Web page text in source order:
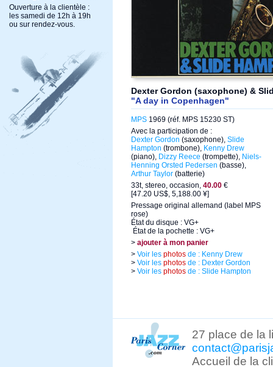
Ouverture à la clientèle :
les samedi de 12h à 19h
ou sur rendez-vous.
Dexter Gordon (saxophone) &
"A day in Copenhagen"
MPS 1969 (réf. MPS 15230 ST)
Avec la participation de :
Dexter Gordon (saxophone), Slide
Hampton (trombone), Kenny Drew
(piano), Dizzy Reece (trompette), Niels-
Henning Orsted Pedersen (basse),
Arthur Taylor (batterie)
33t, stereo, occasion, 40.00 €
[47.20 US$, 5,188.00 ¥]
Pressage original allemand (label MPS
rose)
État du disque : VG+
État de la pochette : VG+
> ajouter à mon panier
> Voir les photos de : Kenny Drew
> Voir les photos de : Dexter Gordon
> Voir les photos de : Slide Hampton
27 place de la
Accueil de la